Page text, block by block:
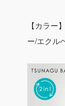
【カラー
ー/エクル